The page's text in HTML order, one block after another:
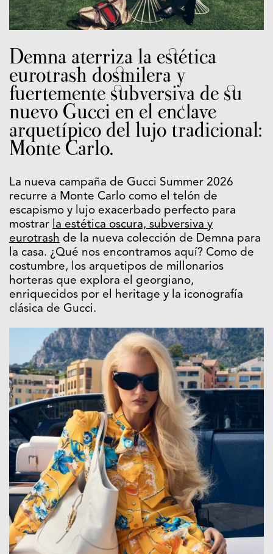
Demna aterriza la estética
eurotrash dosmilera y
fuertemente subversiva de su
nuevo Gucci en el enclave
arquetípico del lujo tradicional:
Monte Carlo.
La nueva campaña de Gucci Summer 2026
recurre a Monte Carlo como el telón de
escapismo y lujo exacerbado perfecto para
mostrar la estética oscura, subversiva y
eurotrash de la nueva colección de Demna para
la casa. ¿Qué nos encontramos aquí? Como de
costumbre, los arquetipos de millonarios
horteras que explora el georgiano,
enriquecidos por el heritage y la iconografía
clásica de Gucci.